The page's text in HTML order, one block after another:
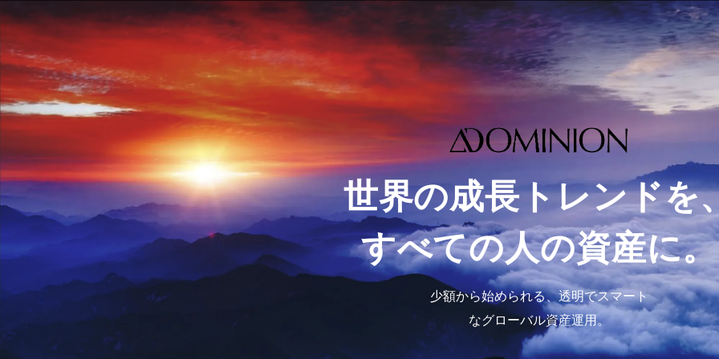
世界の成長トレンドを
すべての人の資産に。
少額から始められる、透明でスマート
なグローバル資産運用。